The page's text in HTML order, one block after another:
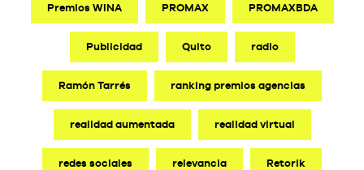
Premios WINA PROMAX PROMAXBDA
Publicidad Quito radio
Ramón Tarrés ranking premios agencias
realidad aumentada realidad virtual
redes sociales relevancia Retorik